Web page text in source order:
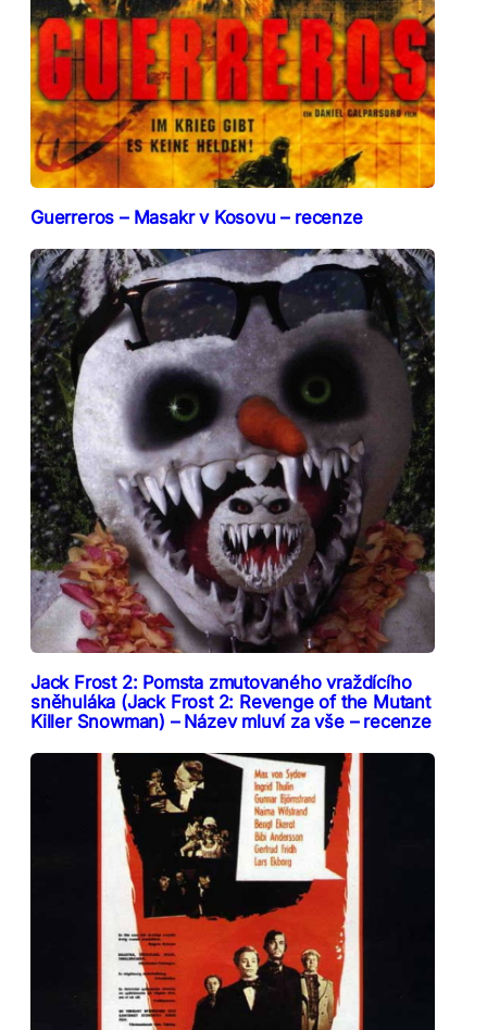
Guerreros – Masakr v Kosovu – recenze
Jack Frost 2: Pomsta zmutovaného vraždícího
sněhuláka (Jack Frost 2: Revenge of the Mutant
Killer Snowman) – Název mluví za vše – recenze